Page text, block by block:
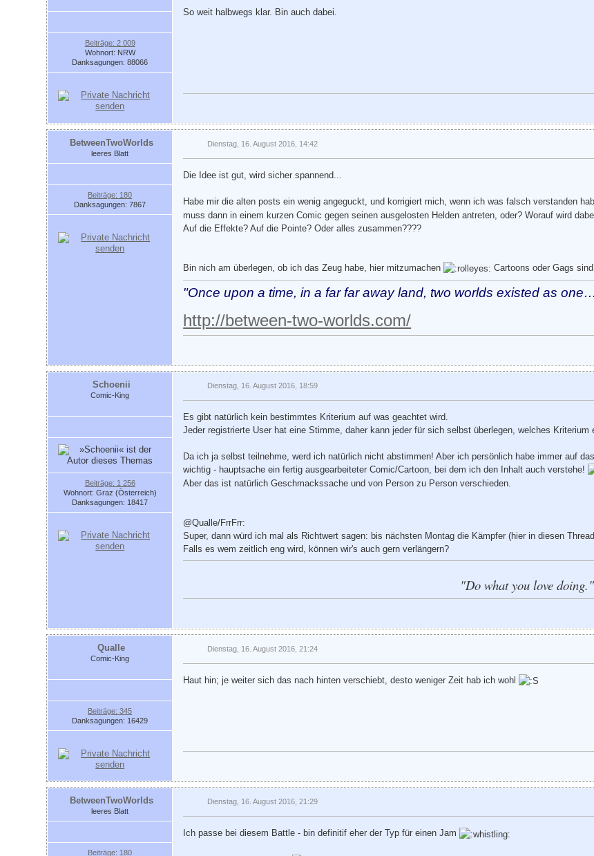
Beiträge: 2 009
Wohnort: NRW
Danksagungen: 88066
So weit halbwegs klar. Bin auch dabei.
BetweenTwoWorlds
leeres Blatt
Beiträge: 180
Danksagungen: 7867
Dienstag, 16. August 2016, 14:42
Die Idee ist gut, wird sicher spannend...
Habe mir die alten posts ein wenig angeguckt, und korrigiert mich, wenn ich was falsch verstanden
muss dann in einem kurzen Comic gegen seinen ausgelosten Helden antreten, oder? Worauf wird
Auf die Effekte? Auf die Pointe? Oder alles zusammen????
Bin nich am überlegen, ob ich das Zeug habe, hier mitzumachen Cartoons oder Gags
"Once upon a time, in a far far away land, two worlds existed as
http://between-two-worlds.com/
Schoenii
Comic-King
Beiträge: 1 256
Wohnort: Graz (Österreich)
Danksagungen: 18417
Dienstag, 16. August 2016, 18:59
Es gibt natürlich kein bestimmtes Kriterium auf was geachtet wird.
Jeder registrierte User hat eine Stimme, daher kann jeder für sich selbst überlegen, welches Kriterium
Da ich ja selbst teilnehme, werd ich natürlich nicht abstimmen! Aber ich persönlich habe immer auf
wichtig - hauptsache ein fertig ausgearbeiteter Comic/Cartoon, bei dem ich den Inhalt auch verstehe!
Aber das ist natürlich Geschmackssache und von Person zu Person verschieden.
@Qualle/FrrFrr:
Super, dann würd ich mal als Richtwert sagen: bis nächsten Montag die Kämpfer (hier in diesen
Falls es wem zeitlich eng wird, können wir's auch gern verlängern?
"Do what you love doing."
Qualle
Comic-King
Beiträge: 345
Danksagungen: 16429
Dienstag, 16. August 2016, 21:24
Haut hin; je weiter sich das nach hinten verschiebt, desto weniger Zeit hab ich wohl
BetweenTwoWorlds
leeres Blatt
Beiträge: 180
Dienstag, 16. August 2016, 21:29
Ich passe bei diesem Battle - bin definitif eher der Typ für einen Jam